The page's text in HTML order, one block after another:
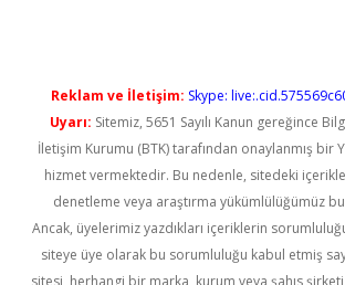
Reklam ve İletişim: Skype:
Uyarı: Sitemiz, 5651 Sayılı Kanun gereğince
İletişim Kurumu (BTK) tarafından onaylanmış bir
hizmet vermektedir. Bu nedenle, sitedeki
denetleme veya araştırma yükümlülüğümüz
Ancak, üyelerimiz yazdıkları içeriklerin
siteye üye olarak bu sorumluluğu kabul etmiş
sitesi, herhangi bir marka, kurum veya şahıs